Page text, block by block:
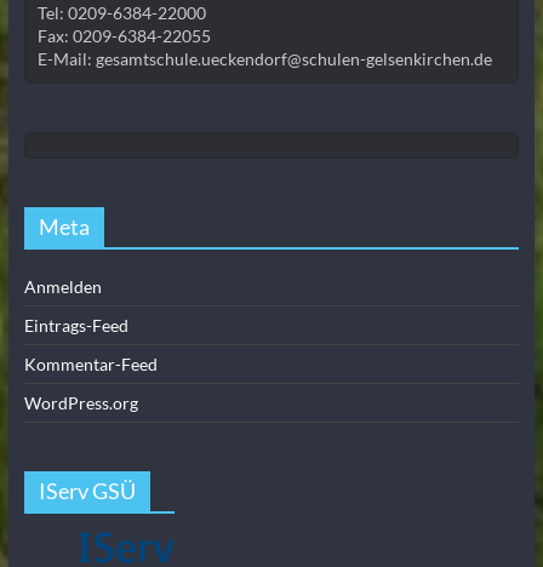
Tel: 0209-6384-22000
Fax: 0209-6384-22055
E-Mail: gesamtschule.ueckendorf@schulen-gelsenkirchen.de
Meta
Anmelden
Eintrags-Feed
Kommentar-Feed
WordPress.org
IServ GSÜ